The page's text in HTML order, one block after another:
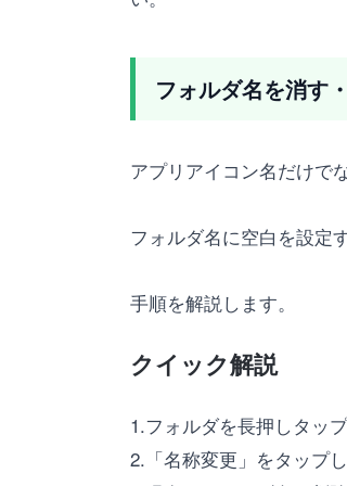
フォルダ名を消す
アプリアイコン名だけで
フォルダ名に空白を設定
手順を解説します。
クイック解説
1.フォルダを長押しタッ
2.「名称変更」をタップ